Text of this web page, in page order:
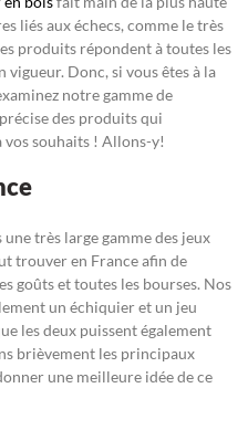
liés aux échecs, comme le très
produits répondent à toutes les
vigueur. Donc, si vous êtes à la
notre gamme de
des produits qui
vos souhaits ! Allons-y!
très large gamme des jeux
trouver en France afin de
goûts et toutes les bourses. Nos
un échiquier et un jeu
les deux puissent également
brièvement les principaux
une meilleure idée de ce